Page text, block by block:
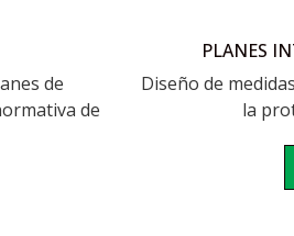
de
de
PLANES
Diseño de
la